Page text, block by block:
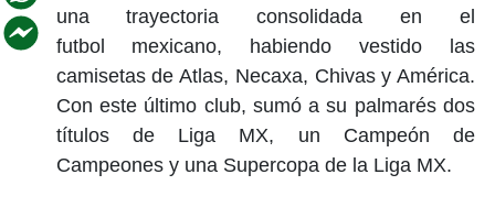
una trayectoria consolidada en el
futbol mexicano, habiendo vestido las
camisetas de Atlas, Necaxa, Chivas y América.
Con este último club, sumó a su palmarés dos
títulos de Liga MX, un Campeón de
Campeones y una Supercopa de la Liga MX.